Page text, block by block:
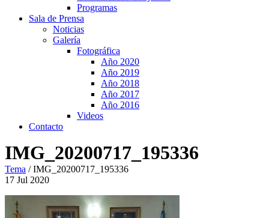
Programas
Sala de Prensa
Noticias
Galería
Fotográfica
Año 2020
Año 2019
Año 2018
Año 2017
Año 2016
Videos
Contacto
IMG_20200717_195336
Tema /IMG_20200717_195336
17 Jul 2020